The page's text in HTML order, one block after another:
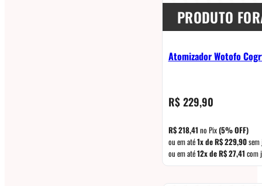
PRODUTO
Atomizador Wotofo
R$229,90
R$218,41 no Pix(5% OFF)
ou em até1x deR$229,90sem
ou em até12x deR$27,41 com